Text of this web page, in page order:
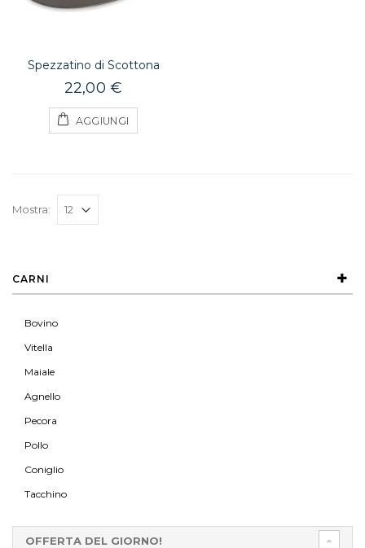
Spezzatino di Scottona
22,00 €
AGGIUNGI
Mostra:
CARNI
Bovino
Vitella
Maiale
Agnello
Pecora
Pollo
Coniglio
Tacchino
OFFERTA DEL GIORNO!